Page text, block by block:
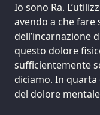
Io sono Ra.
avendo a che fare
dell’incarnazione
questo dolore
sufficientemente
diciamo. In
del dolore